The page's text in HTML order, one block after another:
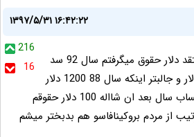
۱۳۹۷/۵/۳۱ ۱۶:۴۲:۲۲
216
16
من معلم در سال 91 هفتقد دلار حقوق میگرفتم سال 92 سد
750 و امسال شد 220 دلار و جالبتر اینکه سال 88 1200 دلار
حقوق میگرفتم با این حساب سال بعد ان شااله 100 دلار حقوقم
از مردم بروکینافاسو هم بدبختر میشم